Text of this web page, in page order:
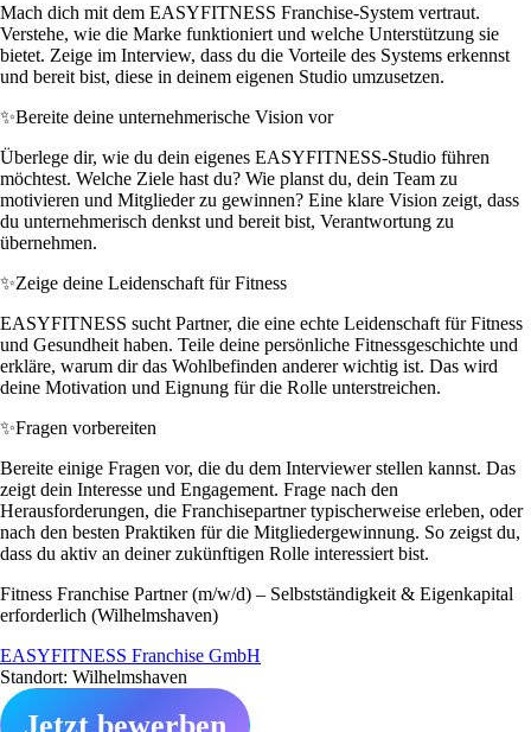
Mach dich mit dem EASYFITNESS Franchise-System vertraut.
Verstehe, wie die Marke funktioniert und welche Unterstützung sie
bietet. Zeige im Interview, dass du die Vorteile des Systems erkennst
und bereit bist, diese in deinem eigenen Studio umzusetzen.
✨Bereite deine unternehmerische Vision vor
Überlege dir, wie du dein eigenes EASYFITNESS-Studio führen
möchtest. Welche Ziele hast du? Wie planst du, dein Team zu
motivieren und Mitglieder zu gewinnen? Eine klare Vision zeigt, dass
du unternehmerisch denkst und bereit bist, Verantwortung zu
übernehmen.
✨Zeige deine Leidenschaft für Fitness
EASYFITNESS sucht Partner, die eine echte Leidenschaft für Fitness
und Gesundheit haben. Teile deine persönliche Fitnessgeschichte und
erkläre, warum dir das Wohlbefinden anderer wichtig ist. Das wird
deine Motivation und Eignung für die Rolle unterstreichen.
✨Fragen vorbereiten
Bereite einige Fragen vor, die du dem Interviewer stellen kannst. Das
zeigt dein Interesse und Engagement. Frage nach den
Herausforderungen, die Franchisepartner typischerweise erleben, oder
nach den besten Praktiken für die Mitgliedergewinnung. So zeigst du,
dass du aktiv an deiner zukünftigen Rolle interessiert bist.
Fitness Franchise Partner (m/w/d) – Selbstständigkeit & Eigenkapital
erforderlich (Wilhelmshaven)
EASYFITNESS Franchise GmbH
Standort: Wilhelmshaven
Jetzt bewerben